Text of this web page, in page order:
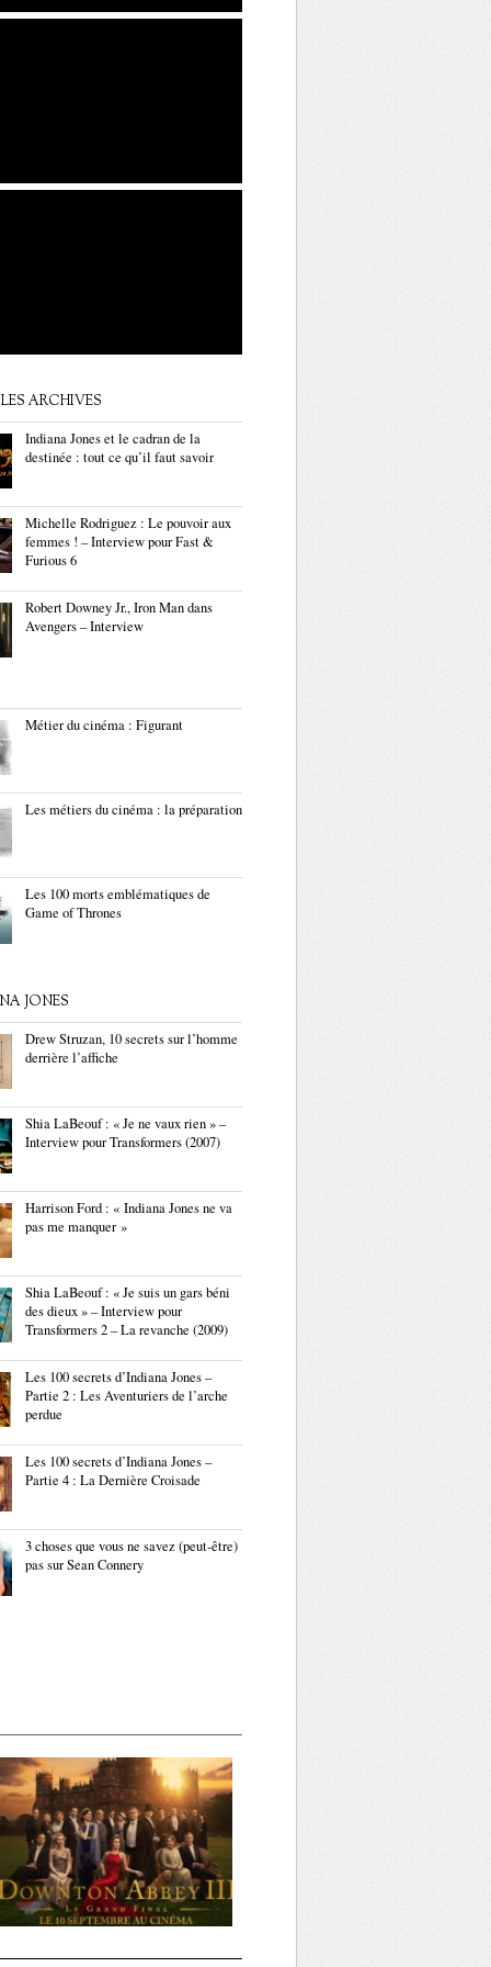
ARCHIVES
Indiana Jones et le cadran de la
destinée : tout ce qu’il faut savoir
Michelle Rodriguez : Le pouvoir aux
femmes ! – Interview pour Fast &
Furious 6
Robert Downey Jr., Iron Man dans
Avengers – Interview
Métier du cinéma : Figurant
Les métiers du cinéma : la préparation
Les 100 morts emblématiques de
Game of Thrones
JONES
Drew Struzan, 10 secrets sur l’homme
derrière l’affiche
Shia LaBeouf : « Je ne vaux rien » –
Interview pour Transformers (2007)
Harrison Ford : « Indiana Jones ne va
pas me manquer »
Shia LaBeouf : « Je suis un gars béni
des dieux » – Interview pour
Transformers 2 – La revanche (2009)
Les 100 secrets d’Indiana Jones –
Partie 2 : Les Aventuriers de l’arche
perdue
Les 100 secrets d’Indiana Jones –
Partie 4 : La Dernière Croisade
3 choses que vous ne savez (peut-être)
pas sur Sean Connery